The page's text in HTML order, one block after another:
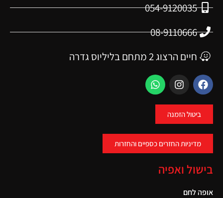
054-9120035
08-9110666
חיים הרצוג 2 מתחם בליליוס גדרה
ביטול הזמנה
מדיניות החזרים כספיים והחזרות
בישול ואפיה
אופה לחם